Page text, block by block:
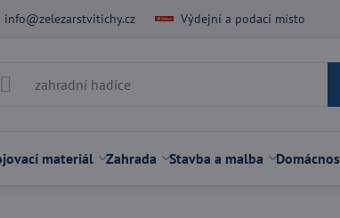
info@zelezarstvitichy.cz Výdejní a podací místo
materiál Zahrada Stavba a malba